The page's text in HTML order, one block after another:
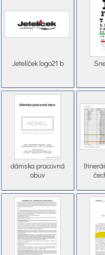
Jetelíček logo21 b
dámska pracovná
obuv